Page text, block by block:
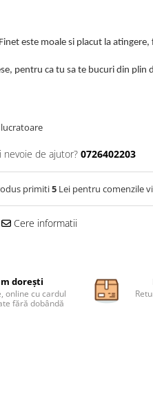
este moale si placut la
pentru ca tu sa te bucuri din
lucratoare
nevoie de ajutor? 0726402203
primiti5 Lei pentru comenzile
Cere informatii
dorești
online cu cardul
fără dobândă